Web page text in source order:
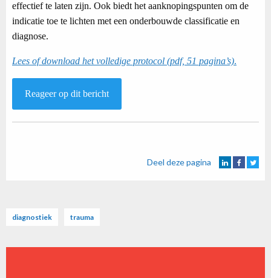
effectief te laten zijn. Ook biedt het aanknopingspunten om de
indicatie toe te lichten met een onderbouwde classificatie en
diagnose.
Lees of download het volledige protocol (pdf, 51 pagina’s).
Reageer op dit bericht
Deel deze pagina
diagnostiek trauma